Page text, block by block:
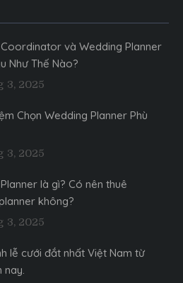
và Wedding Planner
Như Thế Nào?
3, 2025
Chọn Wedding Planner Phù
3, 2025
là gì? Có nên thuê
không?
3, 2025
lễ cưới đắt nhất Việt Nam từ
nay.